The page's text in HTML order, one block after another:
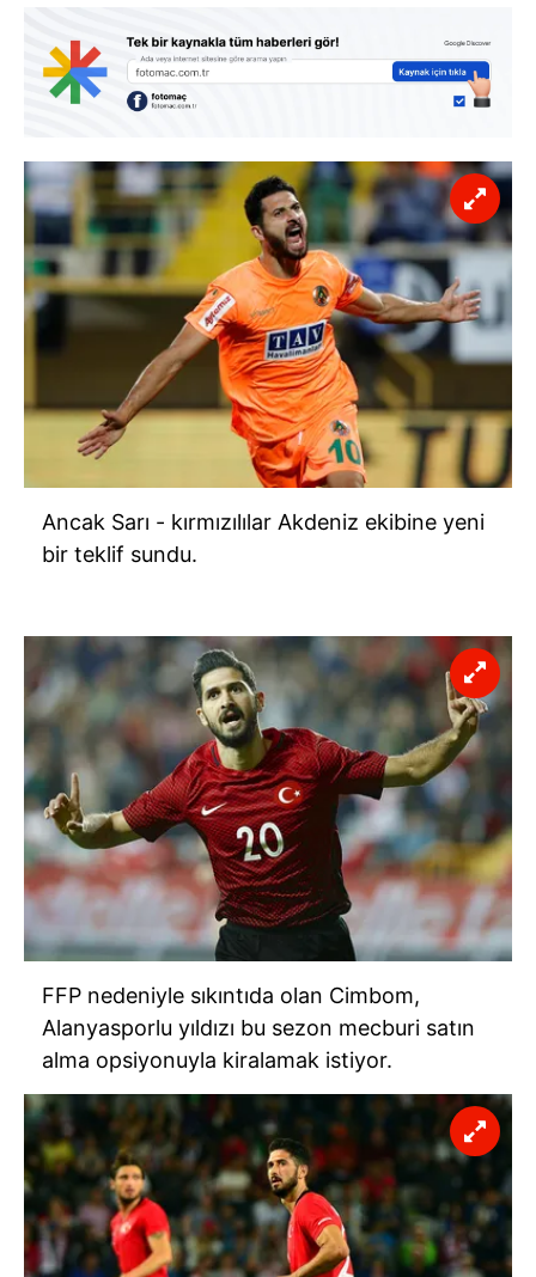
Ancak Sarı - kırmızılılar Akdeniz ekibine yeni
bir teklif sundu.
FFP nedeniyle sıkıntıda olan Cimbom,
Alanyasporlu yıldızı bu sezon mecburi satın
alma opsiyonuyla kiralamak istiyor.